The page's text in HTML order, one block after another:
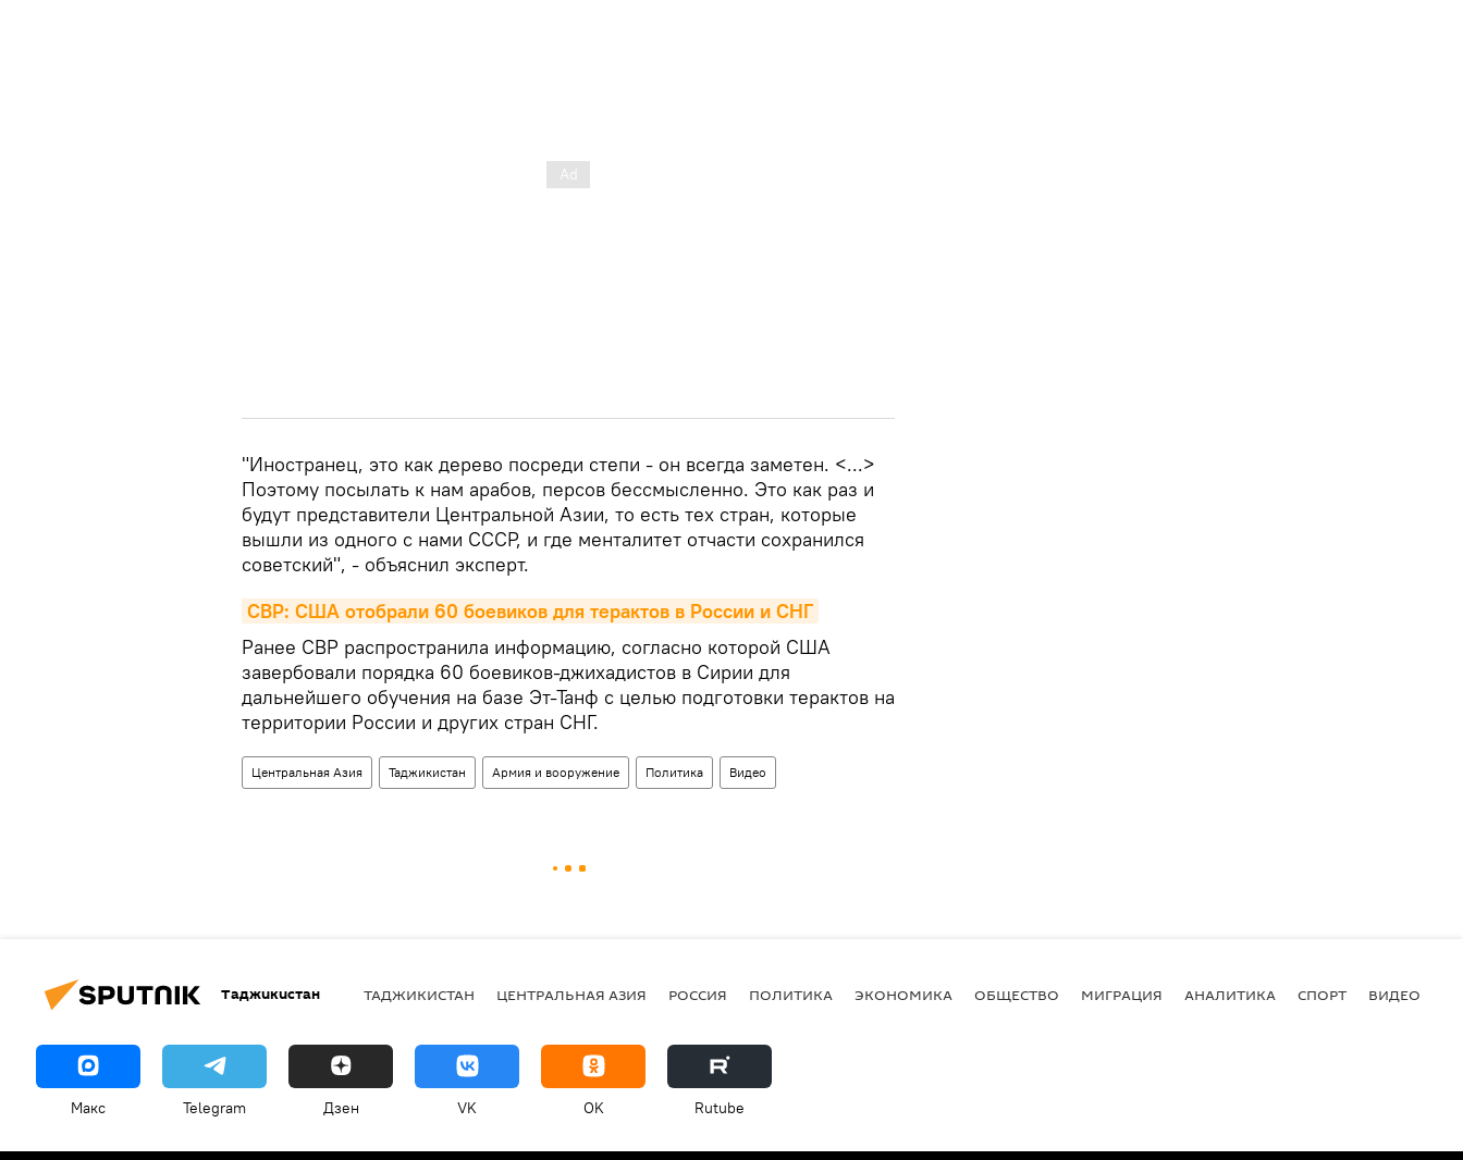
"Иностранец, это как дерево посреди степи - он всегда заметен. <...>
Поэтому посылать к нам арабов, персов бессмысленно. Это как раз и
будут представители Центральной Азии, то есть тех стран, которые
вышли из одного с нами СССР, и где менталитет отчасти сохранился
советский", - объяснил эксперт.
СВР: США отобрали 60 боевиков для терактов в России и СНГ
Ранее СВР распространила информацию, согласно которой США
завербовали порядка 60 боевиков-джихадистов в Сирии для
дальнейшего обучения на базе Эт-Танф с целью подготовки терактов на
территории России и других стран СНГ.
Центральная Азия Таджикистан Армия и вооружение Политика Видео
Таджикистан ТАДЖИКИСТАН ЦЕНТРАЛЬНАЯ АЗИЯ РОССИЯ ПОЛИТИКА ЭКОНОМИКА ОБЩЕСТВО МИГРАЦИЯ АНАЛИТИКА СПОРТ ВИДЕО
Макс Telegram Дзен VK OK Rutube